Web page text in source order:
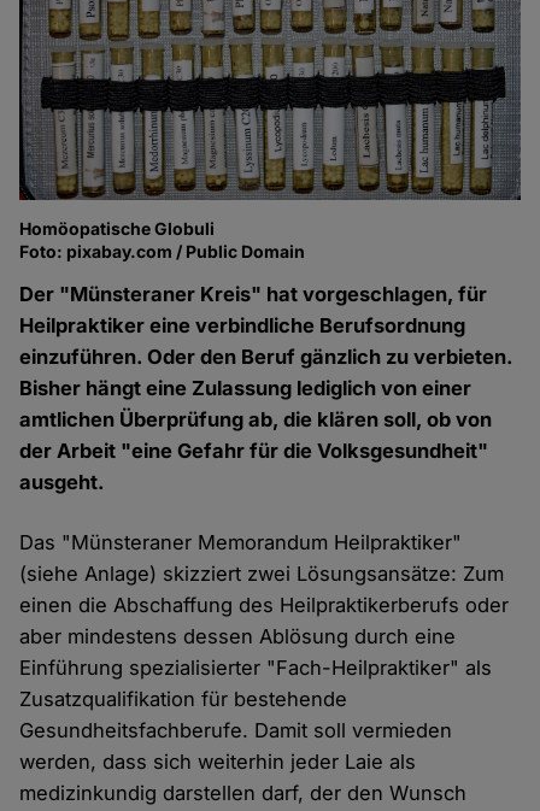
Homöopatische Globuli
Foto: pixabay.com / Public Domain
Der "Münsteraner Kreis" hat vorgeschlagen, für
Heilpraktiker eine verbindliche Berufsordnung
einzuführen. Oder den Beruf gänzlich zu verbieten.
Bisher hängt eine Zulassung lediglich von einer
amtlichen Überprüfung ab, die klären soll, ob von
der Arbeit "eine Gefahr für die Volksgesundheit"
ausgeht.
Das "Münsteraner Memorandum Heilpraktiker"
(siehe Anlage) skizziert zwei Lösungsansätze: Zum
einen die Abschaffung des Heilpraktikerberufs oder
aber mindestens dessen Ablösung durch eine
Einführung spezialisierter "Fach-Heilpraktiker" als
Zusatzqualifikation für bestehende
Gesundheitsfachberufe. Damit soll vermieden
werden, dass sich weiterhin jeder Laie als
medizinkundig darstellen darf, der den Wunsch